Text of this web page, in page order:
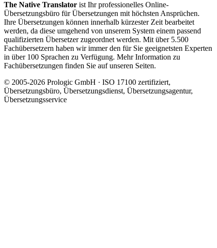
The Native Translator ist Ihr professionelles Online-
Übersetzungsbüro für Übersetzungen mit höchsten Ansprüchen.
Ihre Übersetzungen können innerhalb kürzester Zeit bearbeitet
werden, da diese umgehend von unserem System einem passend
qualifizierten Übersetzer zugeordnet werden. Mit über 5.500
Fachübersetzern haben wir immer den für Sie geeignetsten Experten
in über 100 Sprachen zu Verfügung. Mehr Information zu
Fachübersetzungen finden Sie auf unseren Seiten.
© 2005-2026 Prologic GmbH · ISO 17100 zertifiziert,
Übersetzungsbüro, Übersetzungsdienst, Übersetzungsagentur,
Übersetzungsservice